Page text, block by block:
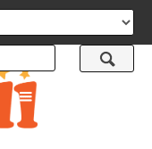
メニュー